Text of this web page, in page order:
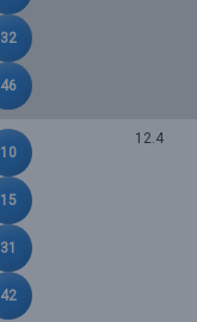
32
46
10
15
31
42
12.4